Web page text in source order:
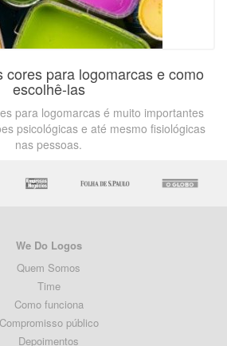
cores para logomarcas e como
escolhê-las
para logomarcas é muito importantes
psicológicas e até mesmo fisiológicas
nas pessoas.
We Do Logos
Quem Somos
Time
Como funciona
Compromisso público
Depoimentos